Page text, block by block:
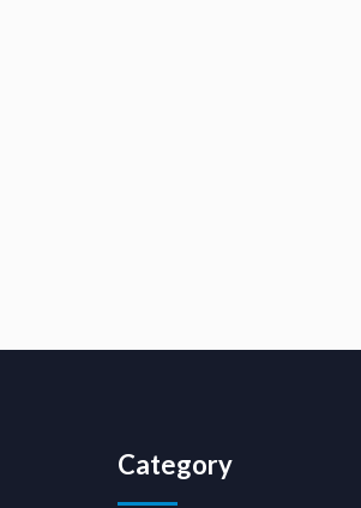
Category